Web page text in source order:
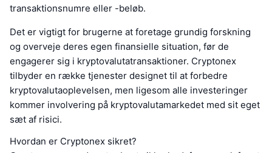
transaktionsnumre eller -beløb.
Det er vigtigt for brugerne at foretage grundig forskning
og overveje deres egen finansielle situation, før de
engagerer sig i kryptovalutatransaktioner. Cryptonex
tilbyder en række tjenester designet til at forbedre
kryptovalutaoplevelsen, men ligesom alle investeringer
kommer involvering på kryptovalutamarkedet med sit eget
sæt af risici.
Hvordan er Cryptonex sikret?